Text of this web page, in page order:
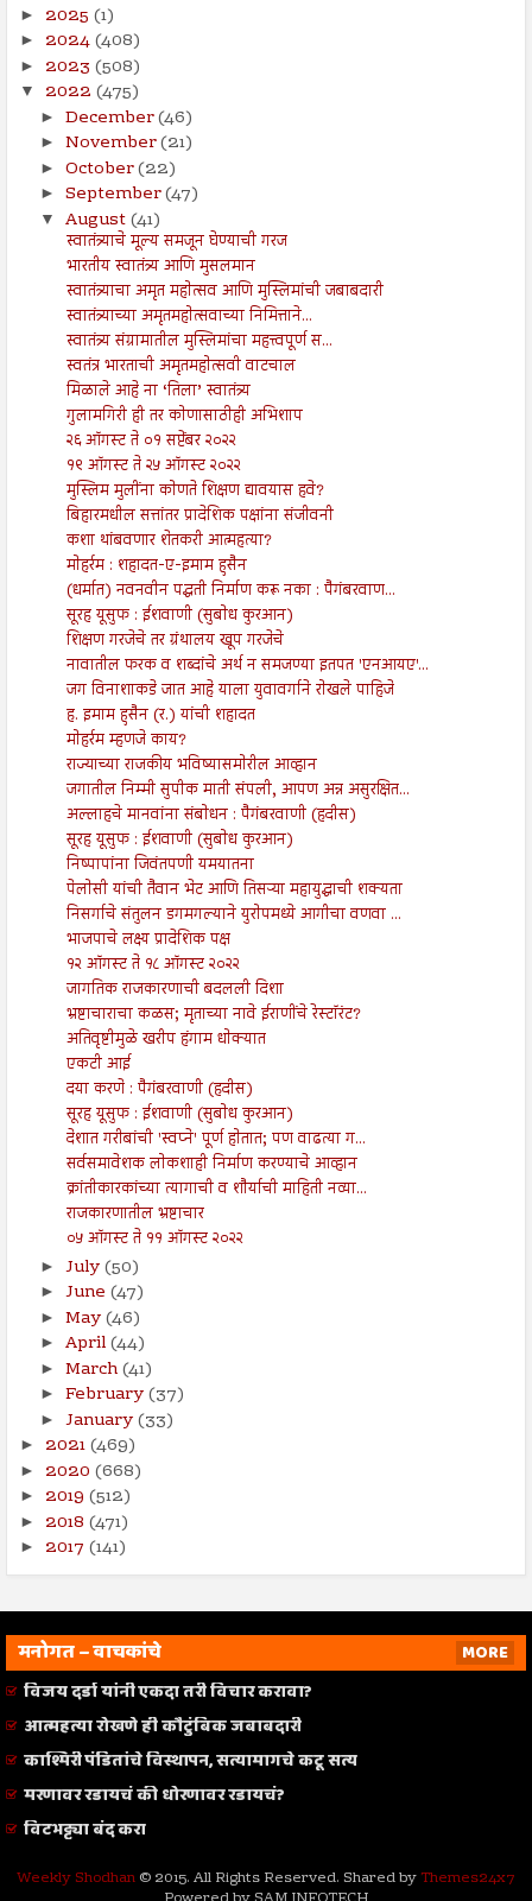
► 2025 (1)
► 2024(408)
► 2023 (508)
▼ 2022 (475)
► December(46)
► November(21)
► October(22)
► September(47)
▼ August(41)
स्वातंत्र्याचे मूल्य समजून घेण्याची गरज
भारतीय स्वातंत्र्य आणि मुसलमान
स्वातंत्र्याचा अमृत महोत्सव आणि मुस्लिमांची जबाबदारी
स्वातंत्र्याच्या अमृतमहोत्सवाच्या निमित्ताने...
स्वातंत्र्य संग्रामातील मुस्लिमांचा महत्त्वपूर्ण स...
स्वतंत्र भारताची अमृतमहोत्सवी वाटचाल
मिळाले आहे ना ‘तिला’ स्वातंत्र्य
गुलामगिरी ही तर कोणासाठीही अभिशाप
२६ ऑगस्ट ते ०१ सप्टेंबर २०२२
१९ ऑगस्ट ते २५ ऑगस्ट २०२२
मुस्लिम मुलींना कोणते शिक्षण द्यावयास हवे?
बिहारमधील सत्तांतर प्रादेशिक पक्षांना संजीवनी
कशा थांबवणार शेतकरी आत्महत्या?
मोहर्रम : शहादत-ए-इमाम हुसैन
(धर्मात) नवनवीन पद्धती निर्माण करू नका : पैगंबरवाण...
सूरह यूसुफ : ईशवाणी (सुबोध कुरआन)
शिक्षण गरजेचे तर ग्रंथालय खूप गरजेचे
नावातील फरक व शब्दांचे अर्थ न समजण्या इतपत 'एनआयए'...
जग विनाशाकडे जात आहे याला युवावर्गाने रोखले पाहिजे
ह. इमाम हुसैन (र.) यांची शहादत
मोहर्रम म्हणजे काय?
राज्याच्या राजकीय भविष्यासमोरील आव्हान
जगातील निम्मी सुपीक माती संपली, आपण अन्न असुरक्षित...
अल्लाहचे मानवांना संबोधन : पैगंबरवाणी (हदीस)
सूरह यूसुफ : ईशवाणी (सुबोध कुरआन)
निष्पापांना जिवंतपणी यमयातना
पेलोसी यांची तैवान भेट आणि तिसऱ्या महायुद्धाची शक्यता
निसर्गाचे संतुलन डगमगल्याने युरोपमध्ये आगीचा वणवा ...
भाजपाचे लक्ष्य प्रादेशिक पक्ष
१२ ऑगस्ट ते १८ ऑगस्ट २०२२
जागतिक राजकारणाची बदलली दिशा
भ्रष्टाचाराचा कळस; मृताच्या नावे ईराणींचे रेस्टॉरंट?
अतिवृष्टीमुळे खरीप हंगाम धोक्यात
एकटी आई
दया करणे : पैगंबरवाणी (हदीस)
सूरह यूसुफ : ईशवाणी (सुबोध कुरआन)
देशात गरीबांची 'स्वप्ने' पूर्ण होतात; पण वाढत्या ग...
सर्वसमावेशक लोकशाही निर्माण करण्याचे आव्हान
क्रांतीकारकांच्या त्यागाची व शौर्याची माहिती नव्या...
राजकारणातील भ्रष्टाचार
०५ ऑगस्ट ते ११ ऑगस्ट २०२२
► July(50)
► June (47)
► May(46)
► April(44)
► March(41)
► February(37)
► January(33)
► 2021(469)
► 2020 (668)
► 2019 (512)
► 2018 (471)
► 2017 (141)
मनोगत – वाचकांचे
MORE
विजय दर्डा यांनी एकदा तरी विचार करावा?
आत्महत्या रोखणे ही कौटुंबिक जबाबदारी
काश्मिरी पंडितांचे विस्थापन, सत्यामागचे कटू सत्य
मरणावर रडायचं की धोरणावर रडायचं?
विटभट्ट्या बंद करा
Weekly Shodhan © 2015. All Rights Reserved. Shared by Themes24x7